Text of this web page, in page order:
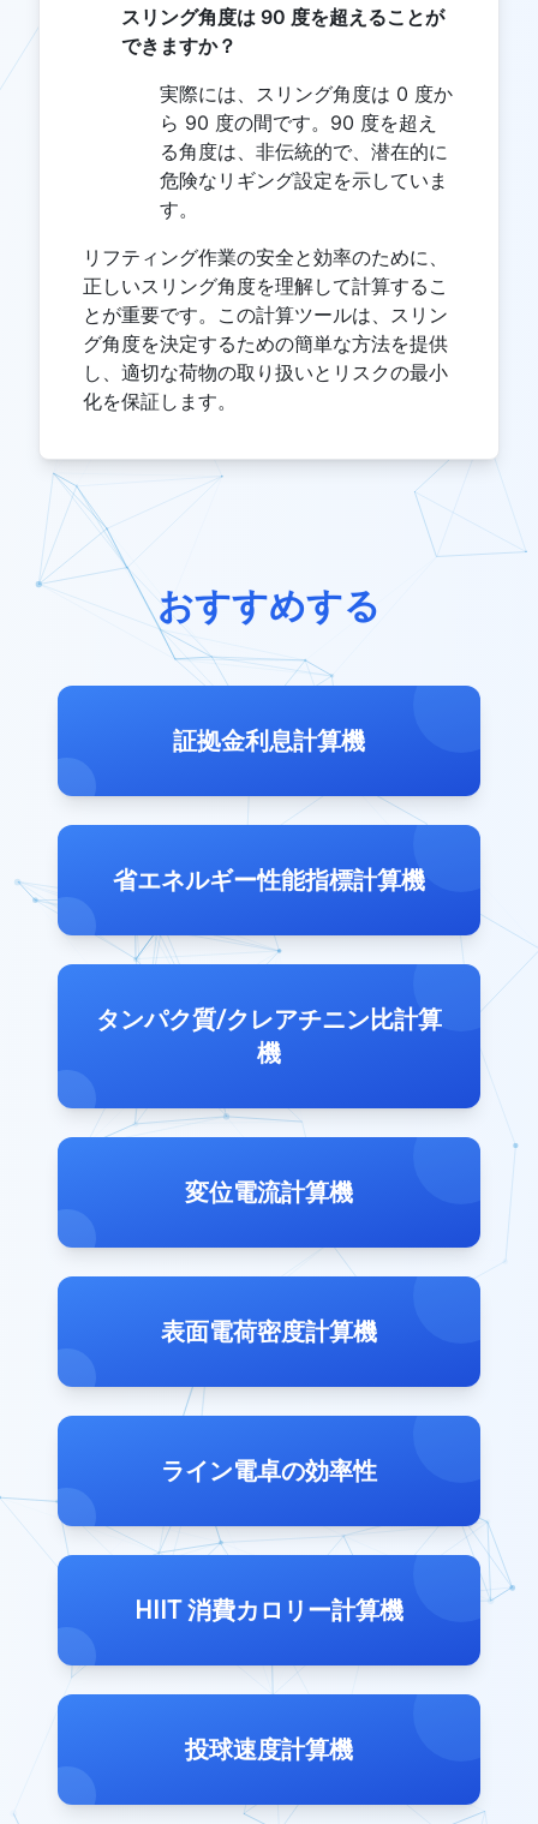
スリング角度は 90 度を超えることが
できますか？
実際には、スリング角度は 0 度か
ら 90 度の間です。90 度を超え
る角度は、非伝統的で、潜在的に
危険なリギング設定を示していま
す。
リフティング作業の安全と効率のために、
正しいスリング角度を理解して計算するこ
とが重要です。この計算ツールは、スリン
グ角度を決定するための簡単な方法を提供
し、適切な荷物の取り扱いとリスクの最小
化を保証します。
おすすめする
証拠金利息計算機
省エネルギー性能指標計算機
タンパク質/クレアチニン比計算
機
変位電流計算機
表面電荷密度計算機
ライン電卓の効率性
HIIT 消費カロリー計算機
投球速度計算機